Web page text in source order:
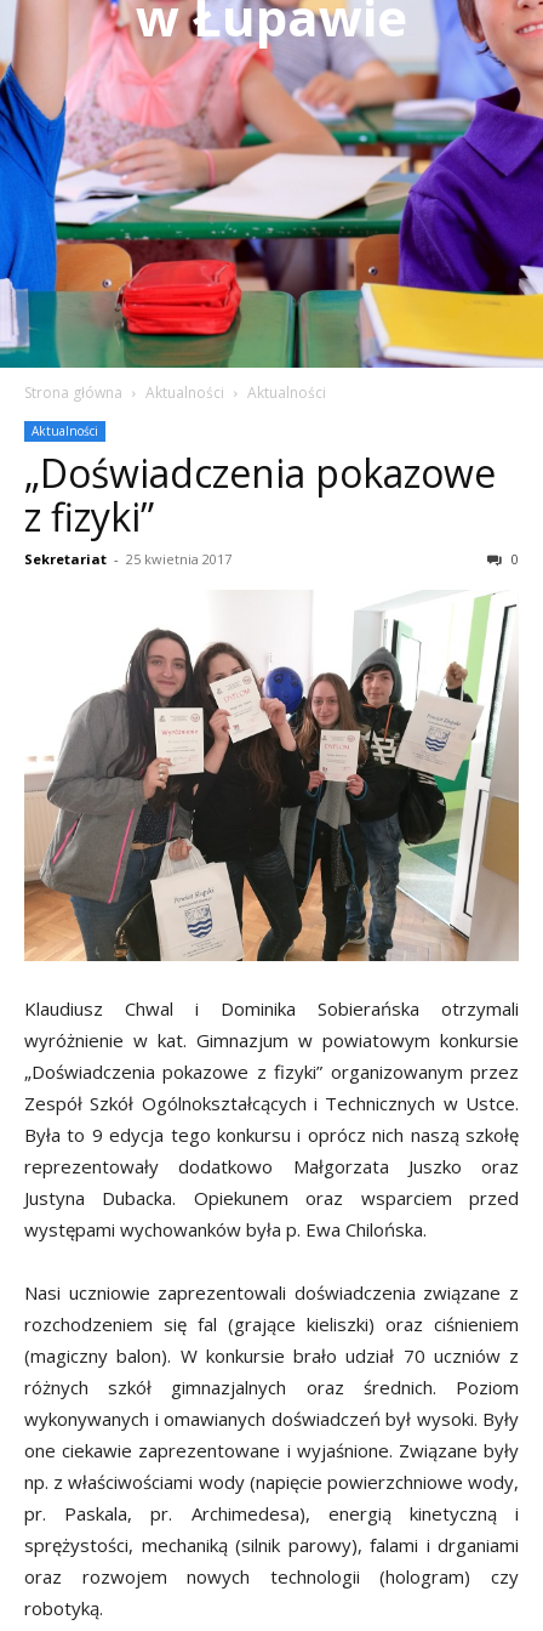
w Łupawie
Strona główna Aktualności Aktualności
Aktualności
„Doświadczenia pokazowe
z fizyki”
Sekretariat - 25 kwietnia 2017 0
Klaudiusz Chwal i Dominika Sobierańska otrzymali
wyróżnienie w kat. Gimnazjum w powiatowym konkursie
„Doświadczenia pokazowe z fizyki” organizowanym przez
Zespół Szkół Ogólnokształcących i Technicznych w Ustce.
Była to 9 edycja tego konkursu i oprócz nich naszą szkołę
reprezentowały dodatkowo Małgorzata Juszko oraz
Justyna Dubacka. Opiekunem oraz wsparciem przed
występami wychowanków była p. Ewa Chilońska.
Nasi uczniowie zaprezentowali doświadczenia związane z
rozchodzeniem się fal (grające kieliszki) oraz ciśnieniem
(magiczny balon). W konkursie brało udział 70 uczniów z
różnych szkół gimnazjalnych oraz średnich. Poziom
wykonywanych i omawianych doświadczeń był wysoki. Były
one ciekawie zaprezentowane i wyjaśnione. Związane były
np. z właściwościami wody (napięcie powierzchniowe wody,
pr. Paskala, pr. Archimedesa), energią kinetyczną i
sprężystości, mechaniką (silnik parowy), falami i drganiami
oraz rozwojem nowych technologii (hologram) czy
robotyką.